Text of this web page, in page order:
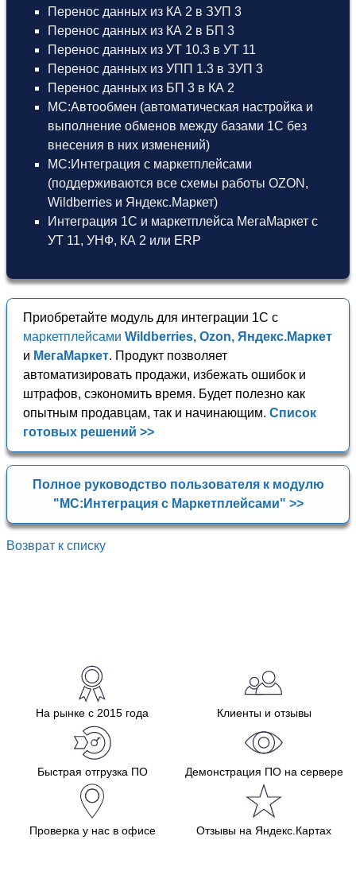
Перенос данных из КА 2 в ЗУП 3
Перенос данных из КА 2 в БП 3
Перенос данных из УТ 10.3 в УТ 11
Перенос данных из УПП 1.3 в ЗУП 3
Перенос данных из БП 3 в КА 2
МС:Автообмен (автоматическая настройка и
выполнение обменов между базами 1С без
внесения в них изменений)
МС:Интеграция с маркетплейсами
(поддерживаются все схемы работы OZON,
Wildberries и Яндекс.Маркет)
Интеграция 1С и маркетплейса МегаМаркет с
УТ 11, УНФ, КА 2 или ERP
Приобретайте модуль для интеграции 1С с
маркетплейсами Wildberries, Ozon, Яндекс.Маркет
и МегаМаркет. Продукт позволяет
автоматизировать продажи, избежать ошибок и
штрафов, сэкономить время. Будет полезно как
опытным продавцам, так и начинающим. Список
готовых решений >>
Полное руководство пользователя к модулю
"МС:Интеграция с Маркетплейсами" >>
Возврат к списку
На рынке с 2015 года Клиенты и отзывы
Быстрая отгрузка ПО Демонстрация ПО на сервере
Проверка у нас в офисе Отзывы на Яндекс.Картах